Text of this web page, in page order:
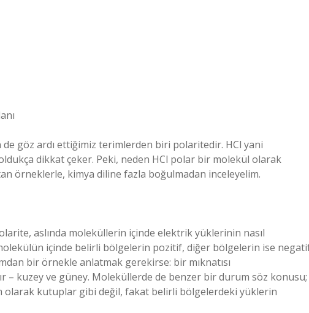
de göz ardı ettiğimiz terimlerden biri polaritedir. HCl yani
dikkat çeker. Peki, neden HCl polar bir molekül olarak
örneklerle, kimya diline fazla boğulmadan inceleyelim.
aslında moleküllerin içinde elektrik yüklerinin nasıl
molekülün içinde belirli bölgelerin pozitif, diğer bölgelerin ise
bir örnekle anlatmak gerekirse: bir mıknatısı
– kuzey ve güney. Moleküllerde de benzer bir durum söz konusu;
olarak kutuplar gibi değil, fakat belirli bölgelerdeki yüklerin